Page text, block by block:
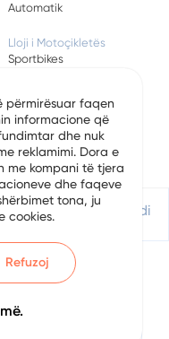
Automatik
Lloji i Motoçikletës
Sportbikes
Katër-Stroke
Apliko Për Kredi
përmirësuar faqen
informacione që
dhe nuk
reklamimi. Dora e
me kompani të tjera
dhe faqeve
tona, ju
cookies.
Refuzoj